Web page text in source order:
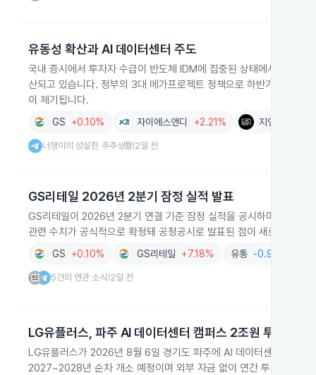
유동성 확산과 AI 데이터센터 주도
국내 증시에서 투자자 수급이 반도체 IDM에 집중된 상태에서 완화되
산되고 있습니다. 정부의 3대 메가프로젝트 정책으로 하반기에는 AI
이 제기됩니다.
GS +0.10% 자이에스앤디 +2.21% 지엔씨에너지
너쟁이의 성실한 추추생활| 2일 전
GS리테일 2026년 2분기 잠정 실적 발표
GS리테일이 2026년 2분기 연결 기준 잠정 실적을 공시하며 매출과
관련 수치가 공식적으로 확정돼 공정공시로 발표된 점이 새로 확인됐
GS +0.10% GS리테일 +7.18% 유통 -0.95%
5건의 연관 소식 2일 전
LG유플러스, 파주 AI 데이터센터 캠퍼스 2조원 투자
LG유플러스가 2026년 8월 6일 경기도 파주에 AI 데이터센터 캠퍼
2027~2028년 순차 개소 예정이며 외부 자금 없이 연간 투자비를 영